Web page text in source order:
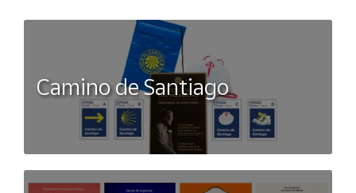
Camino de Santiago